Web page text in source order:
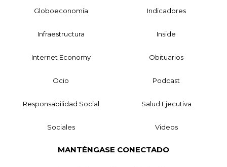
Globoeconomía Indicadores
Infraestructura Inside
Internet Economy Obituarios
Ocio Podcast
Responsabilidad Social Salud Ejecutiva
Sociales Videos
MANTÉNGASE CONECTADO